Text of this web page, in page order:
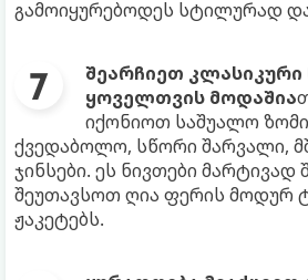
გამოიყურებოდეს სტილურად
შეარჩიეთ კლასიკური
ყოველთვის მოდაშია
იქონიოთ საშუალო
ქვედაბოლო, სწორი შარვალი,
ჯინსები. ეს ნივთები მარტივად
შეუთავსოთ ღია ფერის მოდურ
ჟაკეტებს.